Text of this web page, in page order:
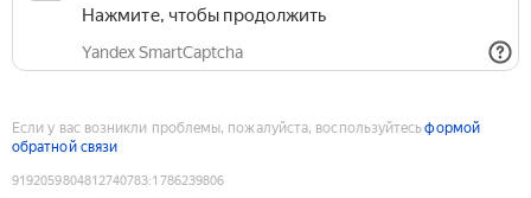
Нажмите, чтобы продолжить
Yandex SmartCaptcha
Если у вас возникли проблемы, пожалуйста, воспользуйтесьформой
обратной связи
9192059804812740783:1786239806